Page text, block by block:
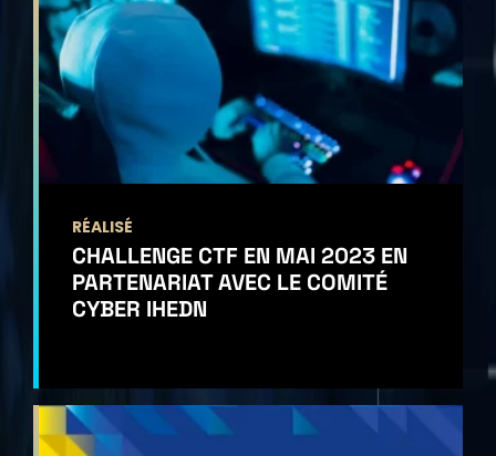
RÉALISÉ
CHALLENGE CTF EN MAI 2023 EN
PARTENARIAT AVEC LE COMITÉ
CYBER IHEDN